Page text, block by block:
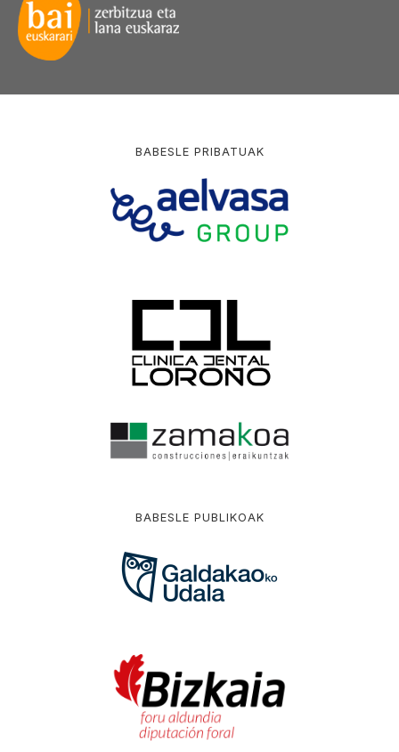
BABESLE PRIBATUAK
BABESLE PUBLIKOAK